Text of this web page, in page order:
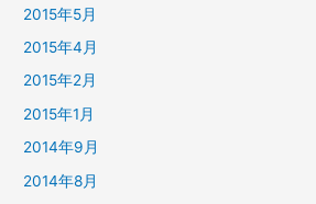
2015年5月
2015年4月
2015年2月
2015年1月
2014年9月
2014年8月